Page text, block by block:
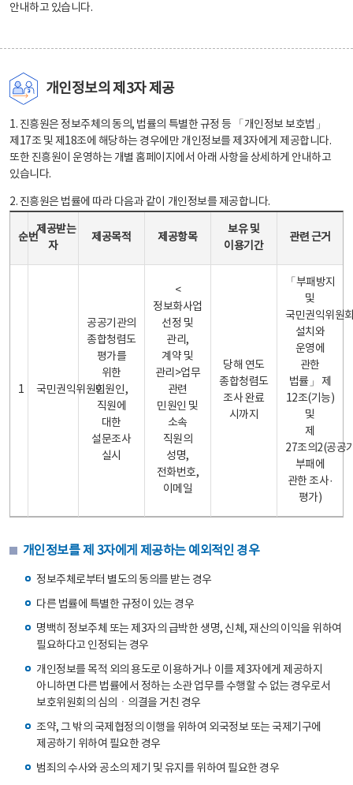
안내하고 있습니다.
개인정보의 제3자 제공
1. 진흥원은 정보주체의 동의, 법률의 특별한 규정 등 「개인정보 보호법」
제17조 및 제18조에 해당하는 경우에만 개인정보를 제3자에게 제공합니다.
또한 진흥원이 운영하는 개별 홈페이지에서 아래 사항을 상세하게 안내하고
있습니다.
2. 진흥원은 법률에 따라 다음과 같이 개인정보를 제공합니다.
순번
제공받는
자
제공목적 제공항목
보유 및
이용기간
관련 근거
1 국민권익위원회
공공기관의
종합청렴도
평가를
위한
민원인,
직원에
대한
설문조사
실시
<
정보화사업
선정 및
관리,
계약 및
관리>업무
관련
민원인 및
소속
직원의
성명,
전화번호,
이메일
당해 연도
종합청렴도
조사 완료
시까지
「부패방지
및
국민권익위원
설치와
운영에
관한
법률」 제
12조(기능)
및
제
27조의2(공공
부패에
관한 조사·
평가)
개인정보를 제 3자에게 제공하는 예외적인 경우
정보주체로부터 별도의 동의를 받는 경우
다른 법률에 특별한 규정이 있는 경우
명백히 정보주체 또는 제3자의 급박한 생명, 신체, 재산의 이익을 위하여
필요하다고 인정되는 경우
개인정보를 목적 외의 용도로 이용하거나 이를 제3자에게 제공하지
아니하면 다른 법률에서 정하는 소관 업무를 수행할 수 없는 경우로서
보호위원회의 심의ㆍ의결을 거친 경우
조약, 그 밖의 국제협정의 이행을 위하여 외국정보 또는 국제기구에
제공하기 위하여 필요한 경우
범죄의 수사와 공소의 제기 및 유지를 위하여 필요한 경우